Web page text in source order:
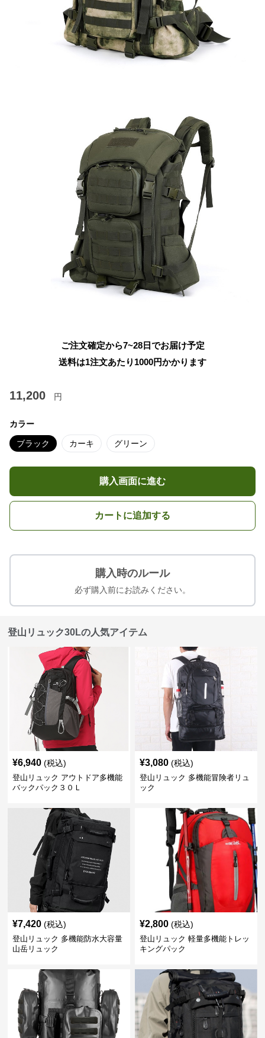
ご注文確定から7~28日でお届け予定
送料は1注文あたり 1000円かかります
11,200 円
カラー
ブラック カーキ グリーン
購入画面に進む
カートに追加する
購入時のルール
必ず購入前にお読みください。
登山リュック30Lの人気アイテム
¥6,940 (税込)
登山リュック アウトドア多機能
バックパック３０Ｌ
¥3,080 (税込)
登山リュック 多機能冒険者リュ
ック
¥7,420 (税込)
登山リュック 多機能防水大容量
山岳リュック
¥2,800 (税込)
登山リュック 軽量多機能トレッ
キングパック